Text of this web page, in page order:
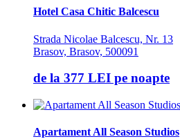
Hotel Casa Chitic Balcescu
Strada Nicolae Balcescu, Nr. 13
Brasov, Brasov, 500091
de la 377 LEI pe noapte
Apartament All Season Studios